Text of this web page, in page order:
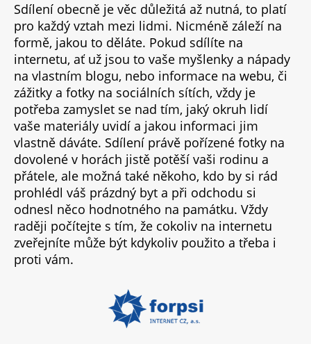
Sdílení obecně je věc důležitá až nutná, to platí
pro každý vztah mezi lidmi. Nicméně záleží na
formě, jakou to děláte. Pokud sdílíte na
internetu, ať už jsou to vaše myšlenky a nápady
na vlastním blogu, nebo informace na webu, či
zážitky a fotky na sociálních sítích, vždy je
potřeba zamyslet se nad tím, jaký okruh lidí
vaše materiály uvidí a jakou informaci jim
vlastně dáváte. Sdílení právě pořízené fotky na
dovolené v horách jistě potěší vaši rodinu a
přátele, ale možná také někoho, kdo by si rád
prohlédl váš prázdný byt a při odchodu si
odnesl něco hodnotného na památku. Vždy
raději počítejte s tím, že cokoliv na internetu
zveřejníte může být kdykoliv použito a třeba i
proti vám.